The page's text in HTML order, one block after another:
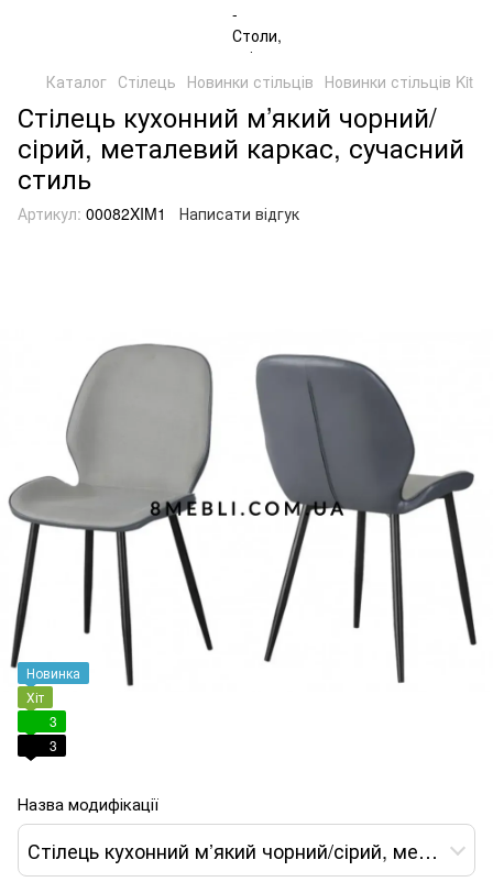
Каталог Стілець Новинки стільців Новинки стільців Kit
Стілець кухонний м’який чорний/
сірий, металевий каркас, сучасний
стиль
Артикул: 00082XIM1 Написати відгук
Новинка
Хіт
3
3
Назва модифікації
Стілець кухонний м’який чорний/сірий, металевий каркас, сучасний стиль